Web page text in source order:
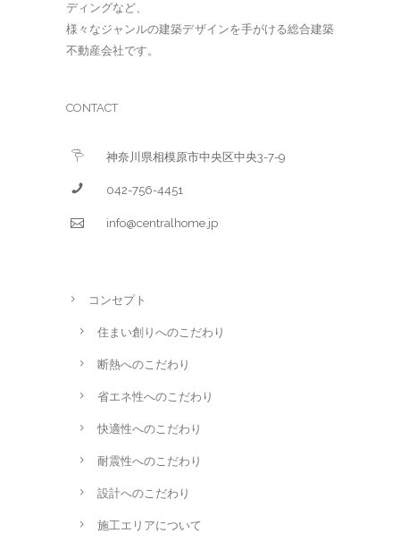
ディングなど、
様々なジャンルの建築デザインを手がける総合建築
不動産会社です。
CONTACT
神奈川県相模原市中央区中央3-7-9
042-756-4451
info@centralhome.jp
コンセプト
住まい創りへのこだわり
断熱へのこだわり
省エネ性へのこだわり
快適性へのこだわり
耐震性へのこだわり
設計へのこだわり
施工エリアについて